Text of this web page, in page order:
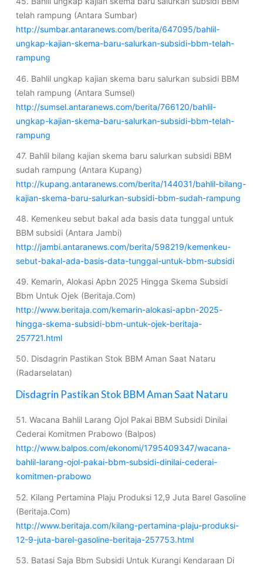
telah rampung (Antara Sumbar)
http://sumbar.antaranews.com/berita/647095/bahlil-
ungkap-kajian-skema-baru-salurkan-subsidi-bbm-telah-
rampung
46. Bahlil ungkap kajian skema baru salurkan subsidi BBM
telah rampung (Antara Sumsel)
http://sumsel.antaranews.com/berita/766120/bahlil-
ungkap-kajian-skema-baru-salurkan-subsidi-bbm-telah-
rampung
47. Bahlil bilang kajian skema baru salurkan subsidi BBM
sudah rampung (Antara Kupang)
http://kupang.antaranews.com/berita/144031/bahlil-bilang-
kajian-skema-baru-salurkan-subsidi-bbm-sudah-rampung
48. Kemenkeu sebut bakal ada basis data tunggal untuk
BBM subsidi (Antara Jambi)
http://jambi.antaranews.com/berita/598219/kemenkeu-
sebut-bakal-ada-basis-data-tunggal-untuk-bbm-subsidi
49. Kemarin, Alokasi Apbn 2025 Hingga Skema Subsidi
Bbm Untuk Ojek (Beritaja.Com)
http://www.beritaja.com/kemarin-alokasi-apbn-2025-
hingga-skema-subsidi-bbm-untuk-ojek-beritaja-
257721.html
50. Disdagrin Pastikan Stok BBM Aman Saat Nataru
(Radarselatan)
Disdagrin Pastikan Stok BBM Aman Saat Nataru
51. Wacana Bahlil Larang Ojol Pakai BBM Subsidi Dinilai
Cederai Komitmen Prabowo (Balpos)
http://www.balpos.com/ekonomi/1795409347/wacana-
bahlil-larang-ojol-pakai-bbm-subsidi-dinilai-cederai-
komitmen-prabowo
52. Kilang Pertamina Plaju Produksi 12,9 Juta Barel Gasoline
(Beritaja.Com)
http://www.beritaja.com/kilang-pertamina-plaju-produksi-
12-9-juta-barel-gasoline-beritaja-257753.html
53. Batasi Saja Bbm Subsidi Untuk Kurangi Kendaraan Di